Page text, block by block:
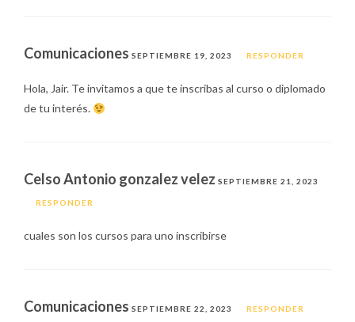
Comunicaciones SEPTIEMBRE 19, 2023 RESPONDER
Hola, Jair. Te invitamos a que te inscribas al curso o diplomado
de tu interés.
Celso Antonio gonzalez velez SEPTIEMBRE 21, 2023
RESPONDER
cuales son los cursos para uno inscribirse
Comunicaciones SEPTIEMBRE 22, 2023 RESPONDER